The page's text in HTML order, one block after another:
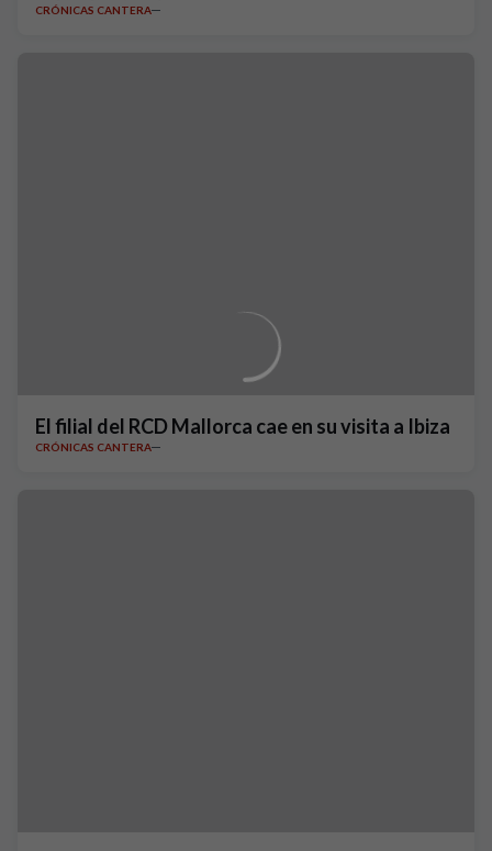
CRÓNICAS CANTERA
El filial del RCD Mallorca cae en su visita a Ibiza
CRÓNICAS CANTERA